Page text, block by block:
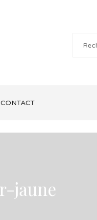
CONTACT
jaune